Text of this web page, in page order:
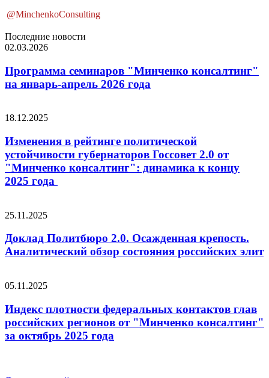
@MinchenkoConsulting
Последние новости
02.03.2026
Программа семинаров "Минченко консалтинг"
на январь-апрель 2026 года
18.12.2025
Изменения в рейтинге политической
устойчивости губернаторов Госсовет 2.0 от
"Минченко консалтинг": динамика к концу
2025 года
25.11.2025
Доклад Политбюро 2.0. Осажденная крепость.
Аналитический обзор состояния российских элит
05.11.2025
Индекс плотности федеральных контактов глав
российских регионов от "Минченко консалтинг"
за октябрь 2025 года